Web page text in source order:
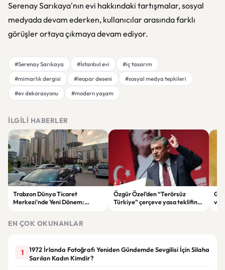
Serenay Sarıkaya'nın evi hakkındaki tartışmalar, sosyal
medyada devam ederken, kullanıcılar arasında farklı
görüşler ortaya çıkmaya devam ediyor.
#Serenay Sarıkaya #İstanbul evi
#iç tasarım
#mimarlık dergisi
#leopar deseni
#sosyal medya tepkileri
#ev dekorasyonu
#modern yaşam
İLGILI HABERLER
Trabzon Dünya Ticaret
Merkezi'nde Yeni Dönem:
Zaman Tamamlanacak?
Özgür Özel’den “Terörsüz
Türkiye” çerçeve yasa teklifine
ve
EN ÇOK OKUNANLAR
1
1972 İrlanda Fotoğrafı Yeniden Gündemde Sevgilisi İçin Silaha
Sarılan Kadın Kimdir?